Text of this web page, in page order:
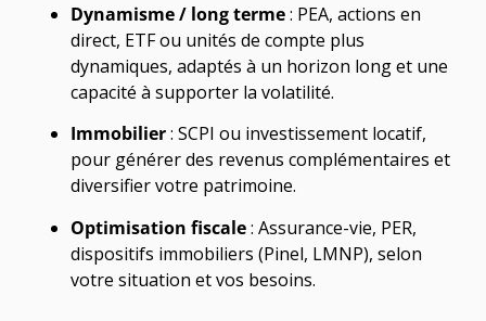
Dynamisme / long terme: PEA, actions en
direct, ETF ou unités de compte plus
dynamiques, adaptés à un horizon long et une
capacité à supporter la volatilité.
Immobilier: SCPI ou investissement locatif,
pour générer des revenus complémentaires et
diversifier votre patrimoine.
Optimisation fiscale: Assurance-vie, PER,
dispositifs immobiliers (Pinel, LMNP), selon
votre situation et vos besoins.